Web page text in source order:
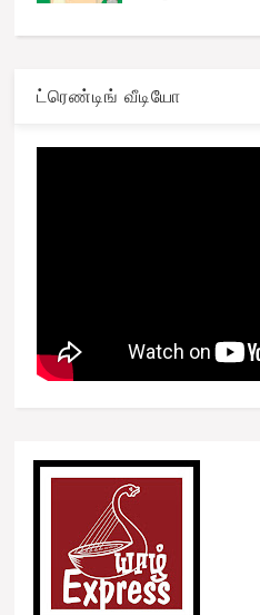
ட்ரெண்டிங் வீடியோ